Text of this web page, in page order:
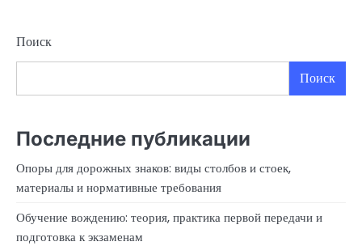
Поиск
Поиск
Последние публикации
Опоры для дорожных знаков: виды столбов и стоек,
материалы и нормативные требования
Обучение вождению: теория, практика первой передачи и
подготовка к экзаменам